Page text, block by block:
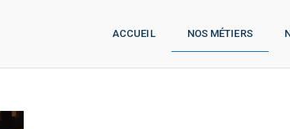
ACCUEIL NOS MÉTIERS